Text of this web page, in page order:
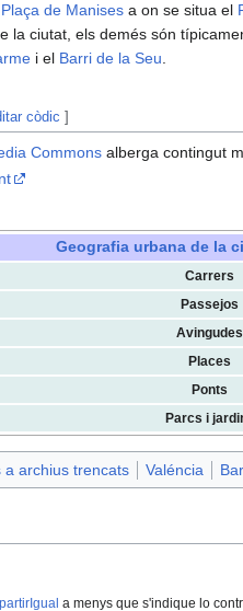
Plaça de Manises a on se situa el
la ciutat, els demés són
i el Barri de la Seu
còdic ]
Commons alberga contingut
Geografia urbana de la
Carrers
Passejos
Avingudes
Places
Ponts
Parcs i
a archius trencats Valéncia
a menys que s'indique lo